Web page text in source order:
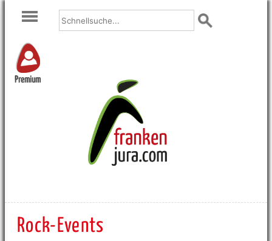
Premium
Rock-Events